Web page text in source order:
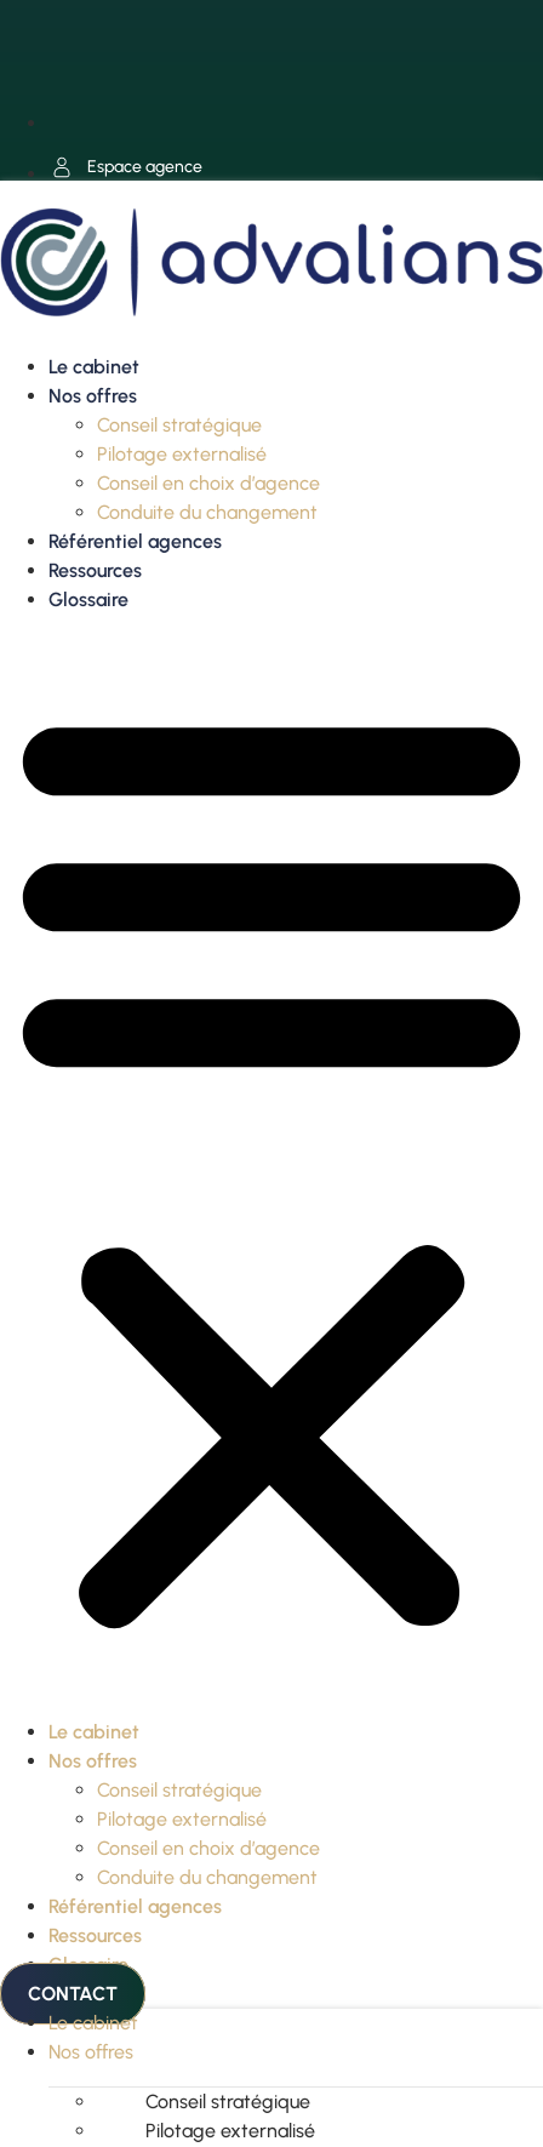
Espace agence
Le cabinet
Nos offres
Conseil stratégique
Pilotage externalisé
Conseil en choix d’agence
Conduite du changement
Référentiel agences
Ressources
Glossaire
Le cabinet
Nos offres
Conseil stratégique
Pilotage externalisé
Conseil en choix d’agence
Conduite du changement
Référentiel agences
Ressources
Glossaire
CONTACT
Le cabinet
Nos offres
Conseil stratégique
Pilotage externalisé